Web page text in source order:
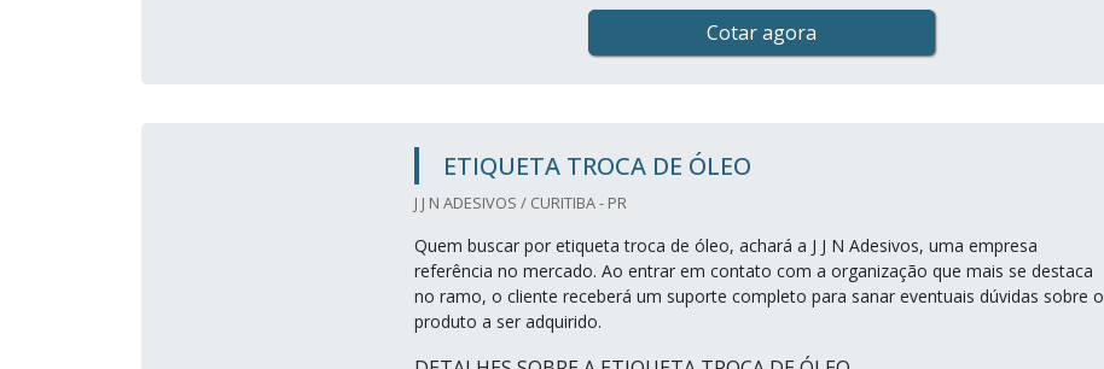
Cotar agora
ETIQUETA TROCA DE ÓLEO
J J N ADESIVOS / CURITIBA - PR
Quem buscar por etiqueta troca de óleo, achará a J J N Adesivos, uma empresa
referência no mercado. Ao entrar em contato com a organização que mais se destaca
no ramo, o cliente receberá um suporte completo para sanar eventuais dúvidas sobre o
produto a ser adquirido.